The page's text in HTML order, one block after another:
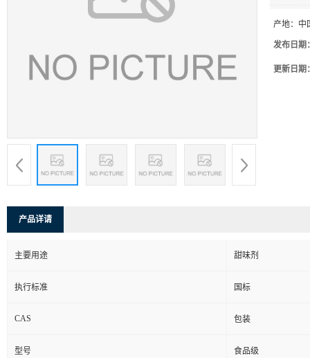
产地： 中
发布日期
更新日期
产品详请
主要用途 甜味剂
执行标准 国标
CAS 包装
型号 食品级